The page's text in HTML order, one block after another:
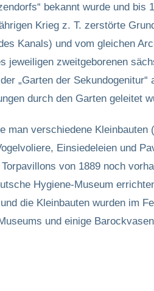
bekannt wurde und
Krieg z. T. zerstörte
Kanals) und vom gleichen
jeweiligen zweitgeborenen
„Garten der
durch den Garten geleitet
man verschiedene
Einsiedeleien und
von 1889 noch
Hygiene-Museum
die Kleinbauten wurden im
und einige